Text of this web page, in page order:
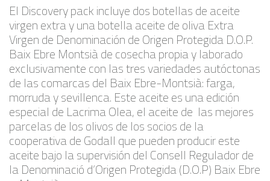
El Discovery pack incluye dos botellas de aceite
virgen extra y una botella aceite de oliva Extra
Virgen de Denominación de Origen Protegida D.O.P.
Baix Ebre Montsià de cosecha propia y laborado
exclusivamente con las tres variedades autóctonas
de las comarcas del Baix Ebre-Montsià: farga,
morruda y sevillenca. Este aceite es una edición
especial de Lacrima Olea, el aceite de las mejores
parcelas de los olivos de los socios de la
cooperativa de Godall que pueden producir este
aceite bajo la supervisión del Consell Regulador de
la Denominació d’Origen Protegida (D.O.P) Baix Ebre